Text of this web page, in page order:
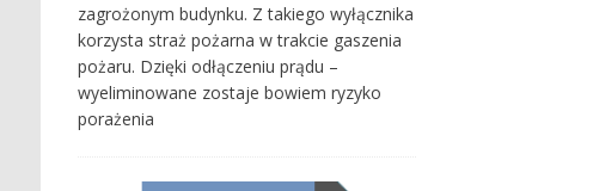
zagrożonym budynku. Z takiego wyłącznika
korzysta straż pożarna w trakcie gaszenia
pożaru. Dzięki odłączeniu prądu –
wyeliminowane zostaje bowiem ryzyko
porażenia